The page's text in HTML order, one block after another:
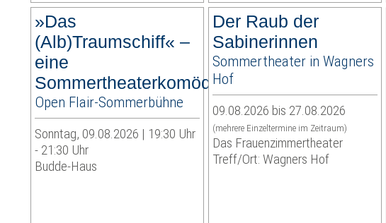
»Das
(Alb)Traumschiff« –
eine
Sommertheaterkomödie
Open Flair-Sommerbühne
Sonntag, 09.08.2026 | 19:30 Uhr
- 21:30 Uhr
Budde-Haus
Der Raub der
Sabinerinnen
Sommertheater in Wagners
Hof
09.08.2026 bis 27.08.2026
(mehrere Einzeltermine im Zeitraum)
Das Frauenzimmertheater
Treff/Ort: Wagners Hof